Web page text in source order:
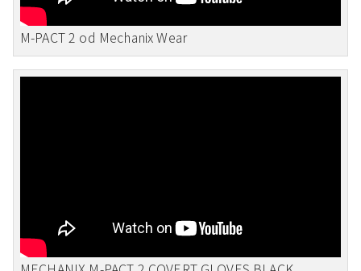
M-PACT 2 od Mechanix Wear